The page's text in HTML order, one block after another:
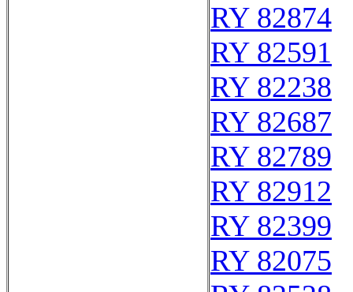
RY 82874
RY 82591
RY 82238
RY 82687
RY 82789
RY 82912
RY 82399
RY 82075